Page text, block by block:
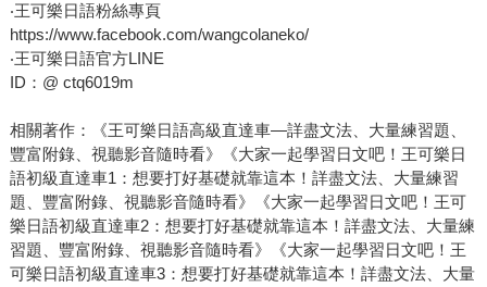
‧王可樂日語粉絲專頁
https://www.facebook.com/wangcolaneko/
‧王可樂日語官方LINE
ID：@ ctq6019m
相關著作：《王可樂日語高級直達車—詳盡文法、大量練習題、
豐富附錄、視聽影音隨時看》《大家一起學習日文吧！王可樂日
語初級直達車1：想要打好基礎就靠這本！詳盡文法、大量練習
題、豐富附錄、視聽影音隨時看》《大家一起學習日文吧！王可
樂日語初級直達車2：想要打好基礎就靠這本！詳盡文法、大量練
習題、豐富附錄、視聽影音隨時看》《大家一起學習日文吧！王
可樂日語初級直達車3：想要打好基礎就靠這本！詳盡文法、大量